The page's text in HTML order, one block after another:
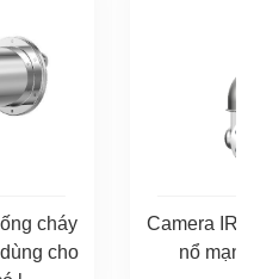
cháy
cho
Camera IR
nổ